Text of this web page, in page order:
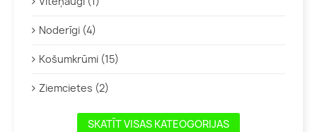
Noderīgi (4)
Košumkrūmi (15)
Ziemcietes (2)
SKATĪT VISAS KATEOGORIJAS